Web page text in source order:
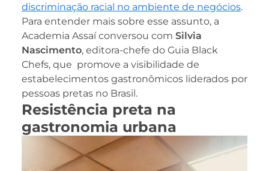
discriminação racial no ambiente de negócios.
Para entender mais sobre esse assunto, a
Academia Assaí conversou com Silvia
Nascimento, editora-chefe do Guia Black
Chefs, que promove a visibilidade de
estabelecimentos gastronômicos liderados por
pessoas pretas no Brasil.
Resistência preta na
gastronomia urbana